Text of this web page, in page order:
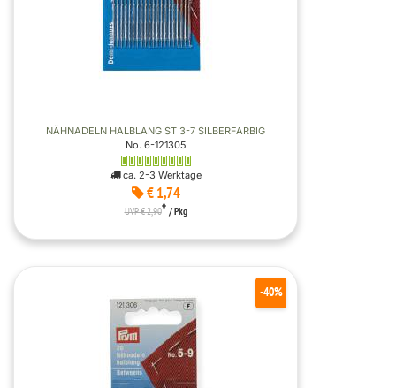
NÄHNADELN HALBLANG ST 3-7 SILBERFARBIG
No. 6-121305
ca. 2-3 Werktage
€ 1,74
UVP € 2,90* / Pkg
-40%